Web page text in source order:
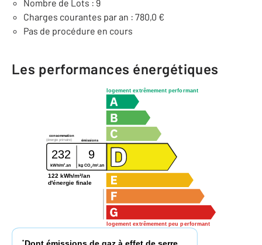
Nombre de Lots : 9
Charges courantes par an : 780,0 €
Pas de procédure en cours
Les performances énergétiques
logement extrêmement performant
logement extrêmement peu performant
consommation
émissions
(énergie primaire)
232 9
kWh/m2.an kg CO2 /m2 .an
122 kWh/m²/an
d'énergie finale
*